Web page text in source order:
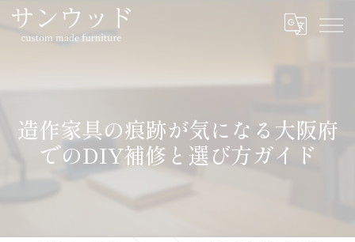
造作家具の痕跡が気になる大阪府
でのDIY補修と選び方ガイド